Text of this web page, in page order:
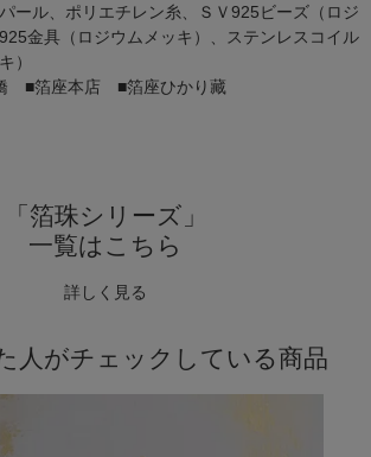
ール、ポリエチレン糸、ＳＶ925ビーズ（ロジ
金具（ロジウムメッキ）、ステンレスコイル
）
■箔座本店 ■箔座ひかり藏
「箔珠シリーズ」
一覧はこちら
詳しく見る
人がチェックしている商品